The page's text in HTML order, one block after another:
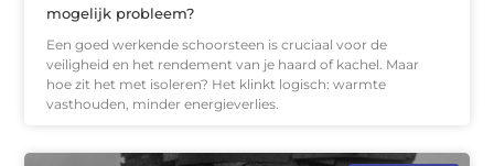
mogelijk probleem?
Een goed werkende schoorsteen is cruciaal voor de
veiligheid en het rendement van je haard of kachel. Maar
hoe zit het met isoleren? Het klinkt logisch: warmte
vasthouden, minder energieverlies.